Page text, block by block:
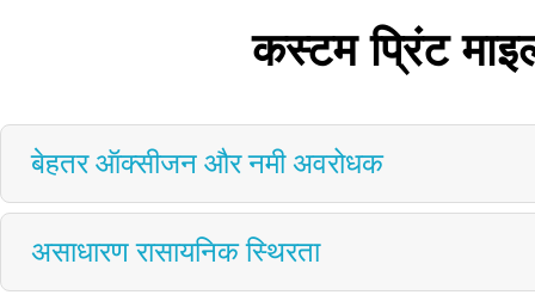
कस्टम प्रिंट
बेहतर ऑक्सीजन और नमी अवरोधक
असाधारण रासायनिक स्थिरता